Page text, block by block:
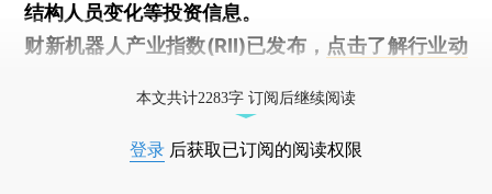
结构人员变化等投资信息。
财新机器人产业指数(RII)已发布， 点击了解行业动
本文共计2283字 订阅后继续阅读
登录 后获取已订阅的阅读权限